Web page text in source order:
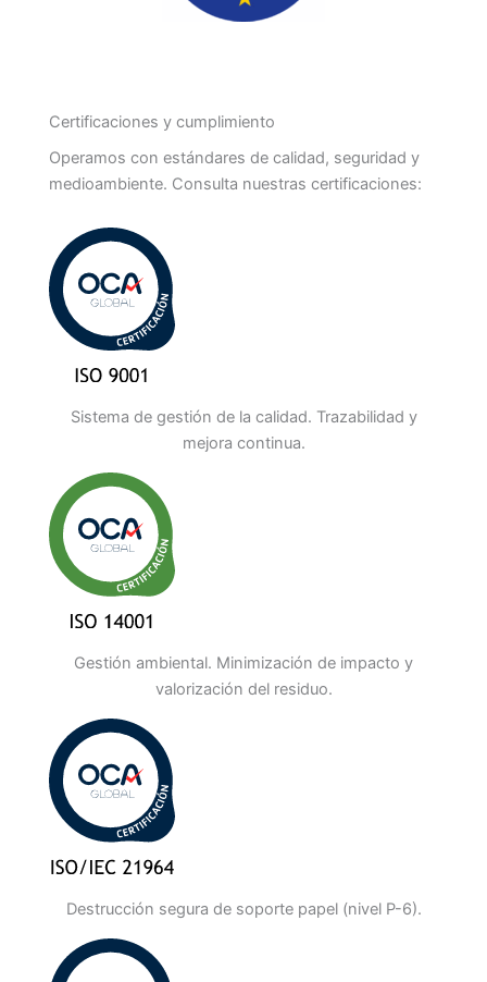
Certificaciones y cumplimiento
Operamos con estándares de calidad, seguridad y
medioambiente. Consulta nuestras certificaciones:
Sistema de gestión de la calidad. Trazabilidad y
mejora continua.
Gestión ambiental. Minimización de impacto y
valorización del residuo.
Destrucción segura de soporte papel (nivel P-6).